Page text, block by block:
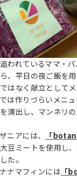
われているママ・
、平日の夜ご飯を
はなく献立として
は作りづらいメニ
演出し、マンネリ
ニアには、
「
豆ミートを使用し
た。
ナマフィンには 「